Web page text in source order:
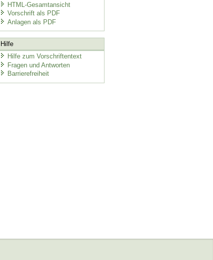
HTML-Gesamtansicht
Vorschrift als PDF
Anlagen als PDF
Hilfe
Hilfe zum Vorschriftentext
Fragen und Antworten
Barrierefreiheit